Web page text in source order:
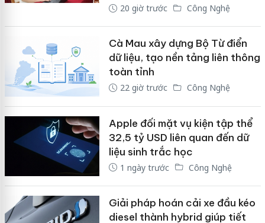
20 giờ trước Công Nghệ
Cà Mau xây dựng Bộ Từ điển
dữ liệu, tạo nền tảng liên thông
toàn tỉnh
22 giờ trước Công Nghệ
Apple đối mặt vụ kiện tập thể
32,5 tỷ USD liên quan đến dữ
liệu sinh trắc học
1 ngày trước Công Nghệ
Giải pháp hoán cải xe đầu kéo
diesel thành hybrid giúp tiết